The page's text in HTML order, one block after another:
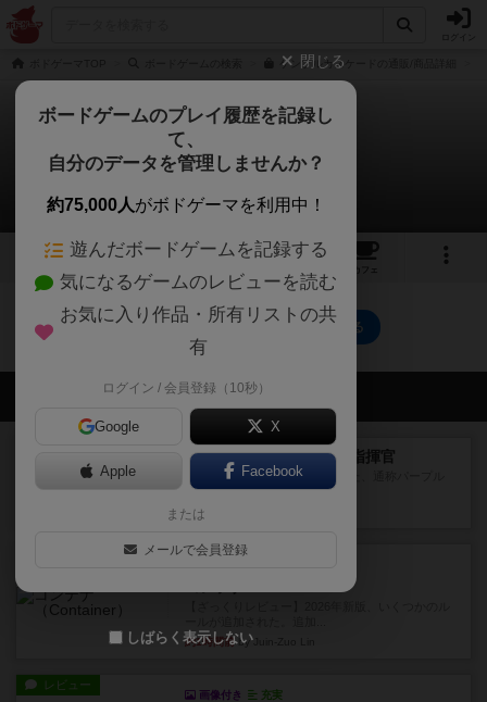
ケンブルカスケードの通販/商品詳細
ケンブル・カスケード
0件の動画
2 2
カフェ
ケンブル・カスケードのトップに戻る
会員の新しい投稿
スコードリーダー / 戦闘指揮官
1977年にAvalon Hill社が出版した、通称パープル
ボックスと...
1分前
約1時間前by Juin-Zuo Lin
レビュー
画像付き 充実
閉じる
ボードゲームのプレイ履歴を記録し
て、
自分のデータを管理しませんか？
約75,000人がボドゲーマを利用中！
遊んだボードゲームを記録する
気になるゲームのレビューを読む
お気に入り作品・所有リストの共
有
ログイン / 会員登録（10秒）
Google X
Apple Facebook
または
メールで会員登録
しばらく表示しない